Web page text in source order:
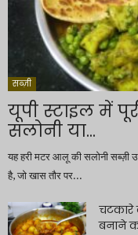
सब्ज़ी
यूपी स्टाइल में
सलोनी या...
यह हरी मटर आलू की सलोनी सब्ज़ी
है, जो खास तौर पर...
चटकारे
बनाने